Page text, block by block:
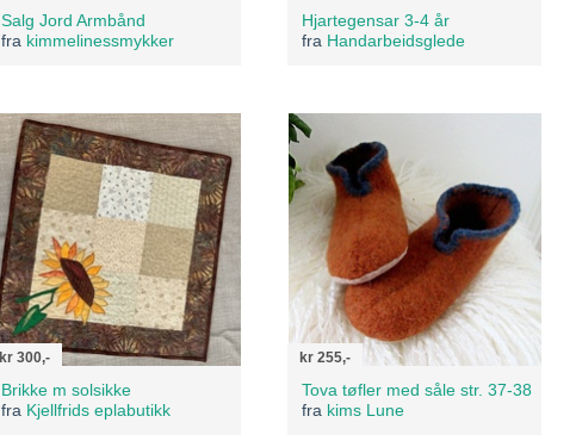
Salg Jord Armbånd
fra kimmelinessmykker
Hjartegensar 3-4 år
fra Handarbeidsglede
kr 300,-
Brikke m solsikke
fra Kjellfrids eplabutikk
kr 255,-
Tova tøfler med såle str. 37-38
fra kims Lune